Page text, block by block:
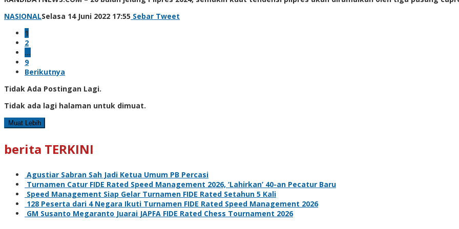
NASIONALSelasa 14 Juni 2022 17:55 oleh
Sebar Tweet
1
2
…
9
Berikutnya
Tidak Ada Postingan Lagi.
Tidak ada lagi halaman untuk dimuat.
Muat Lebih
berita TERKINI
Agustiar Sabran Sah Jadi Ketua Umum PB Percasi
Turnamen Catur FIDE Rated Speed Management 2026, ‘Lahirkan’ 40-an Pecatur Baru
Speed Management Siap Gelar Turnamen FIDE Rated Setahun 5 Kali
128 Peserta dari 4 Negara Ikuti Turnamen FIDE Rated Speed Management 2026
GM Susanto Megaranto Juarai JAPFA FIDE Rated Chess Tournament 2026